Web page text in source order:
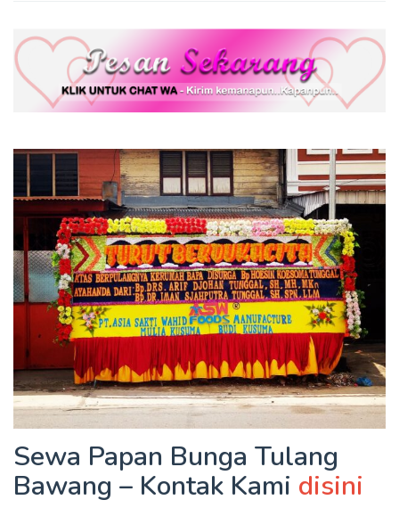
Sewa Papan Bunga Tulang
Bawang – Kontak Kami disini